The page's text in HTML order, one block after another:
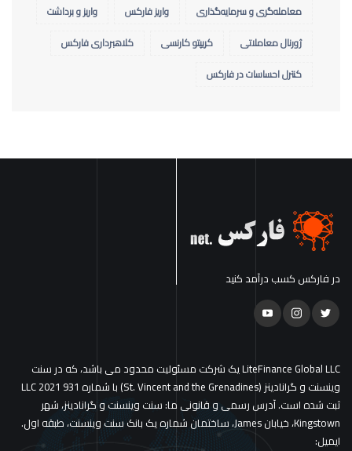
معامله‌گری و سرمایه‌گذاری
واریز فارکس
واریز و برداشت
ژورنال معاملاتی
کریپتو کارنسی
کلاهبرداری فارکس
کنترل احساسات در فارکس
در فارکس کسب درآمد کنید
LiteFinance Global LLC یک شرکت مسئولیت محدود می باشد، که در سنت
وینسنت و گرانادینز (St. Vincent and the Grenadines) با شماره 931 LLC 2021
ثبت شده است. آدرس رسمی و قانونی ما: سنت وینسنت و گرانادینز، شهر
Kingstown، خیابان James، ساختمان شماره یک بانک سنت وینسنت، طبقه اول.
ایمیل: